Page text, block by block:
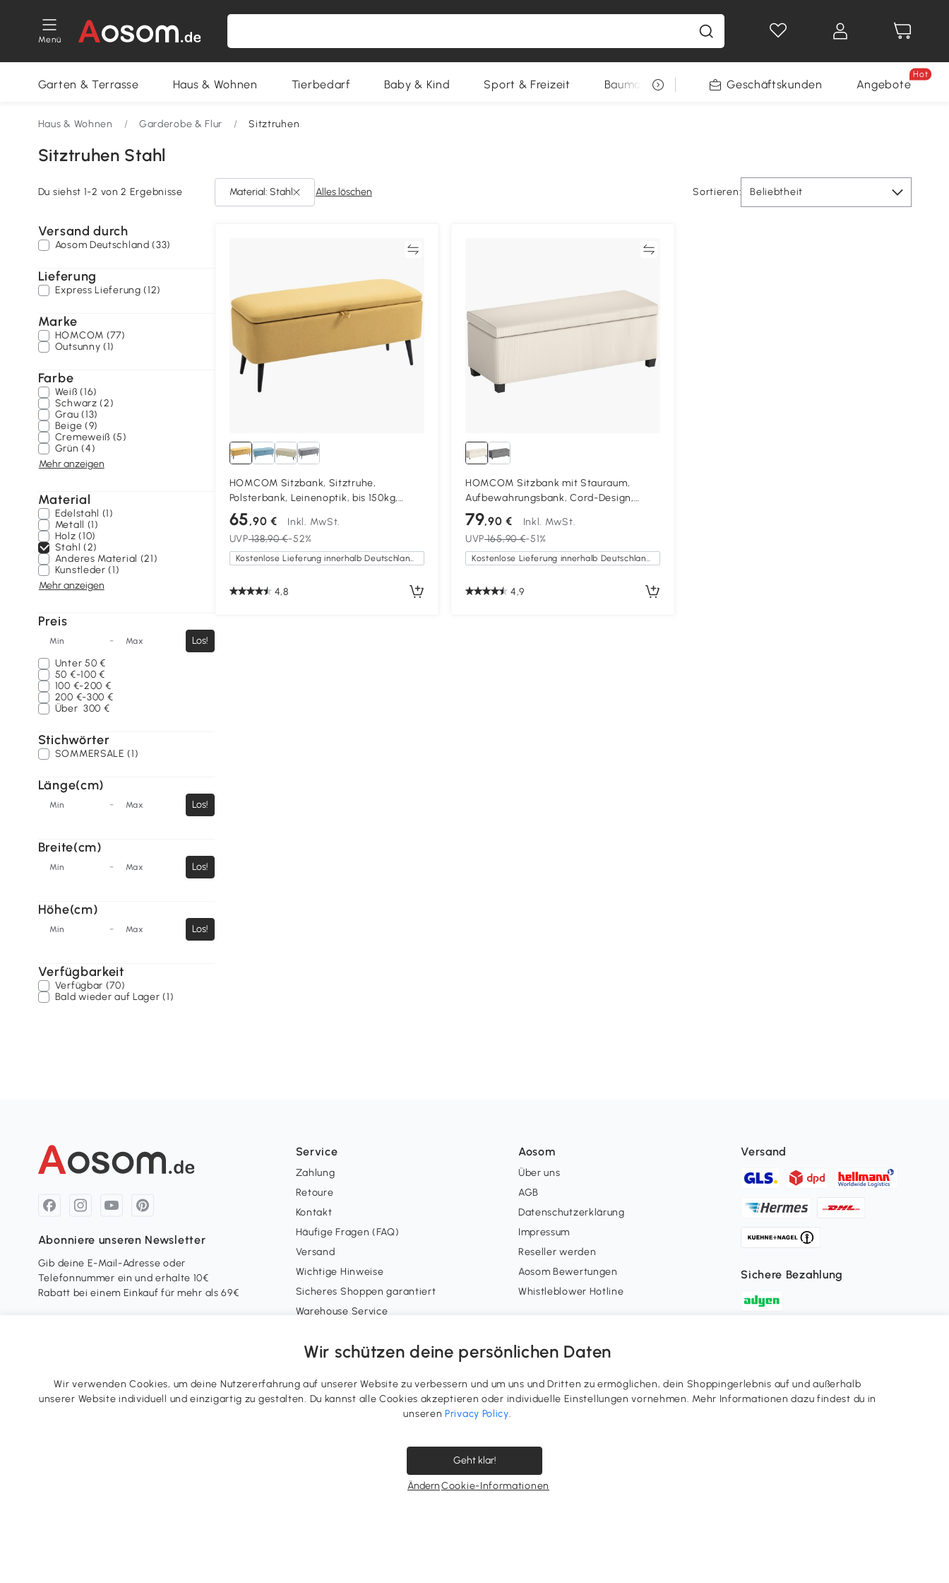
Menü
Gewinnspiele
Garten & Terrasse Haus & Wohnen Tierbedarf Baby & Kind Sport & Freizeit Baumarkt RestpostenGeschäftskunden Angebote
Hot
Haus & Wohnen / Garderobe & Flur / Sitztruhen
Sitztruhen Stahl
Du siehst 1-2 von 2 Ergebnisse Sortieren: Beliebtheit
Alles löschen
Material: Stahl
Versand durch
Aosom Deutschland (33)
Lieferung
Express Lieferung (12)
Marke
HOMCOM (77)
Outsunny (1)
Farbe
Weiß (16)
Schwarz (2)
Grau (13)
Beige (9)
Cremeweiß (5)
Grün (4)
Mehr anzeigen
Material
Edelstahl (1)
Metall (1)
Holz (10)
Stahl (2)
Anderes Material (21)
Kunstleder (1)
Mehr anzeigen
Preis
Min - Max
Los!
Unter 50 €
50 €-100 €
100 €-200 €
200 €-300 €
Über 300 €
Stichwörter
SOMMERSALE (1)
Länge(cm)
Min - Max Los!
Breite(cm)
Min - Max Los!
Höhe(cm)
Min - Max Los!
Verfügbarkeit
Verfügbar (70)
Bald wieder auf Lager (1)
HOMCOM Sitzbank, Sitztruhe,
Polsterbank, Leinenoptik, bis 150kg,
101x38,5x44,5 cm, Gelb
65,90 €
Inkl. MwSt.
UVP138,90 €-52%
Kostenlose Lieferung innerhalb Deutschlands
4,8
HOMCOM Sitzbank mit Stauraum,
Aufbewahrungsbank, Cord-Design,
Stahlrahmen, Beige
79,90 €
Inkl. MwSt.
UVP165,90 €-51%
Kostenlose Lieferung innerhalb Deutschlands
4,9
Abonniere unseren Newsletter
Gib deine E-Mail-Adresse oder
Telefonnummer ein und erhalte 10€
Rabatt bei einem Einkauf für mehr als 69€
Datenschutzrichtlinienzu.
Service
Zahlung
Retoure
Kontakt
Häufige Fragen (FAQ)
Versand
Wichtige Hinweise
Sicheres Shoppen garantiert
Warehouse Service
Cash-Gutschein-Richtlinien
Sponsoring
Widerrufsrecht ausüben
Aosom
Über uns
AGB
Datenschutzerklärung
Impressum
Reseller werden
Aosom Bewertungen
Whistleblower Hotline
Versand
Sichere Bezahlung
Wir schützen deine persönlichen Daten
Wir verwenden Cookies, um deine Nutzererfahrung auf unserer Website zu verbessern und um uns und Dritten zu ermöglichen, dein Shoppingerlebnis auf und außerhalb
unserer Website individuell und einzigartig zu gestalten. Du kannst alle Cookies akzeptieren oder individuelle Einstellungen vornehmen. Mehr Informationen dazu findest du in
unserenPrivacy Policy.
Geht klar!
ÄndernCookie-Informationen